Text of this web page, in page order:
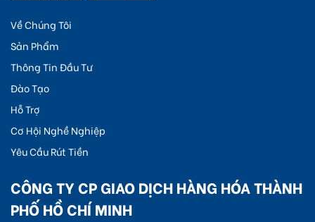
Về Chúng Tôi
Sản Phẩm
Thông Tin Đầu Tư
Đào Tạo
Hỗ Trợ
Cơ Hội Nghề Nghiệp
Yêu Cầu Rút Tiền
CÔNG TY CP GIAO DỊCH HÀNG HÓA THÀNH
PHỐ HỒ CHÍ MINH